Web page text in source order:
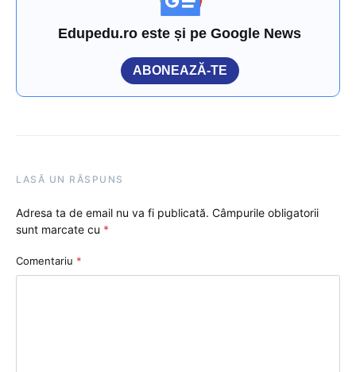
Edupedu.ro este și pe Google News
ABONEAZĂ-TE
LASĂ UN RĂSPUNS
Adresa ta de email nu va fi publicată. Câmpurile obligatorii
sunt marcate cu *
Comentariu *